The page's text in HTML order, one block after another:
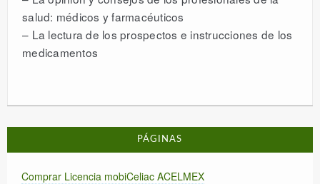
salud: médicos y farmacéuticos
– La lectura de los prospectos e instrucciones de los
medicamentos
PÁGINAS
Comprar Licencia mobiCeliac ACELMEX